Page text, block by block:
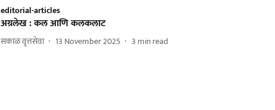
editorial-articles
अग्रलेख : कल आणि कलकलाट
सकाळ वृत्तसेवा 13 November 2025 3 min read